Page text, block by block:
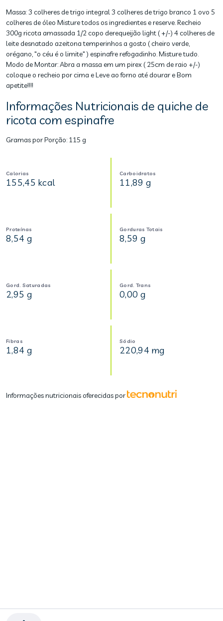
Massa: 3 colheres de trigo integral 3 colheres de trigo branco 1 ovo 5
colheres de óleo Misture todos os ingredientes e reserve. Recheio
300g ricota amassada 1/2 copo derequeijão light ( +/-) 4 colheres de
leite desnatado azeitona temperinhos a gosto ( cheiro verde,
orégano, "o céu é o limite" ) espinafre refogadinho. Misture tudo.
Modo de Montar: Abra a massa em um pirex ( 25cm de raio +/-)
coloque o recheio por cima e Leve ao forno até dourar e Bom
apetite!!!!
Informações Nutricionais de quiche de
ricota com espinafre
Gramas por Porção: 115 g
Calorias
155,45 kcal
Carboidratos
11,89 g
Proteínas
8,54 g
Gorduras Totais
8,59 g
Gord. Saturadas
2,95 g
Gord. Trans
0,00 g
Fibras
1,84 g
Sódio
220,94 mg
Informações nutricionais oferecidas por